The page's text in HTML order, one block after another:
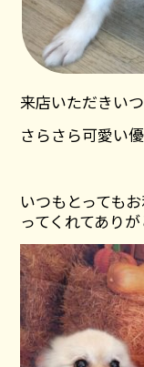
来店いただきい
さらさら可愛い
いつもとっても
ってくれてあり